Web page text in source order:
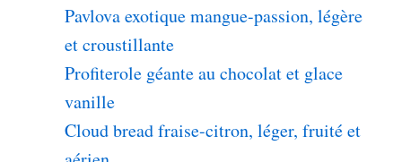
Pavlova exotique mangue-passion, légère
et croustillante
Profiterole géante au chocolat et glace
vanille
Cloud bread fraise-citron, léger, fruité et